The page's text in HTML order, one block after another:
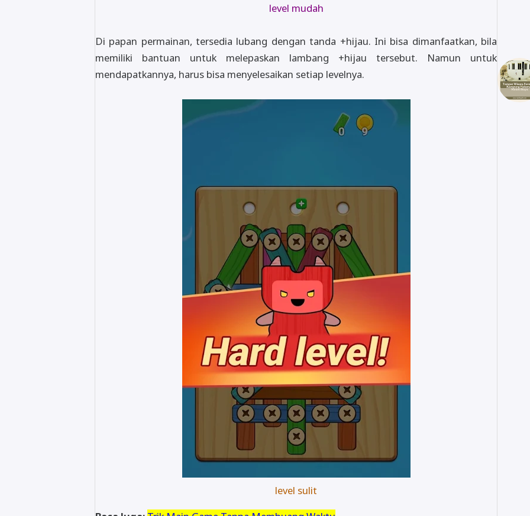
level mudah
Di papan permainan, tersedia lubang dengan tanda +hijau. Ini bisa dimanfaatkan, bila
memiliki bantuan untuk melepaskan lambang +hijau tersebut. Namun untuk
mendapatkannya, harus bisa menyelesaikan setiap levelnya.
level sulit